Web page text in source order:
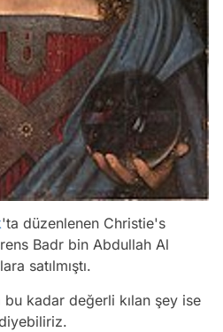
'ta düzenlenen Christie's
Badr bin Abdullah Al
satılmıştı.
kadar değerli kılan şey ise